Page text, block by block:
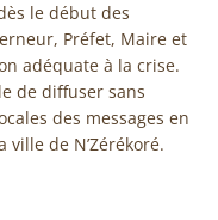
le début des
Préfet, Maire et
adéquate à la crise.
de diffuser sans
des messages en
de N’Zérékoré.